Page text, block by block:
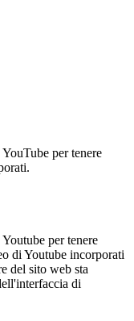
per tenere
per tenere
di Youtube incorporati
del sito web sta
di